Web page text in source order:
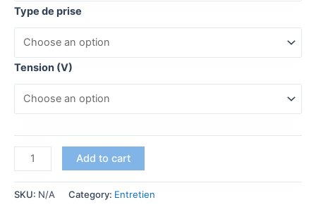
Type de prise
Tension (V)
Add to cart
SKU: N/A Category: Entretien